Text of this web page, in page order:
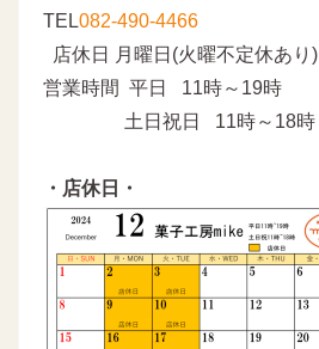
TEL082-490-4466
店休日 月曜日(火曜不定休あり)
営業時間 平日 11時～19時
土日祝日 11時～18時
・店休日・